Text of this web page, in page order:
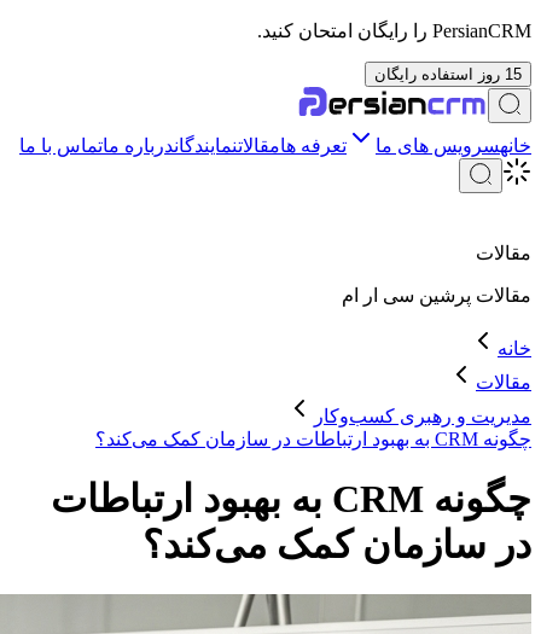
PersianCRM را رایگان امتحان کنید.
15 روز استفاده رایگان
خانهسرویس های ما تعرفه هامقالاتنمایندگاندرباره ماتماس با ما
مقالات
مقالات پرشین سی ار ام
خانه
مقالات
مدیریت و رهبری کسب‌وکار
چگونه CRM به بهبود ارتباطات در سازمان کمک می‌کند؟
چگونه CRM به بهبود ارتباطات
در سازمان کمک می‌کند؟